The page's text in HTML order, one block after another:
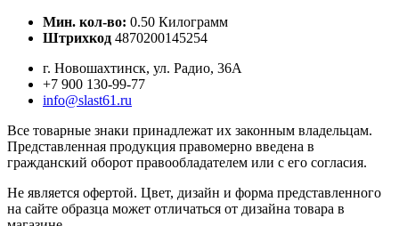
Мин. кол-во: 0.50 Килограмм
Штрихкод 4870200145254
г. Новошахтинск, ул. Радио, 36А
+7 900 130-99-77
info@slast61.ru
Все товарные знаки принадлежат их законным владельцам.
Представленная продукция правомерно введена в
гражданский оборот правообладателем или с его согласия.
Не является офертой. Цвет, дизайн и форма представленного
на сайте образца может отличаться от дизайна товара в